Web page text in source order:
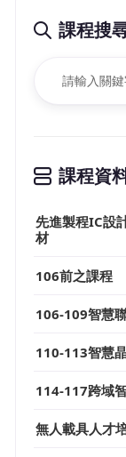
課程搜
課程資
先進製程IC設
材
106前之課程
106-109智慧
110-113智慧
114-117跨域
無人載具人才